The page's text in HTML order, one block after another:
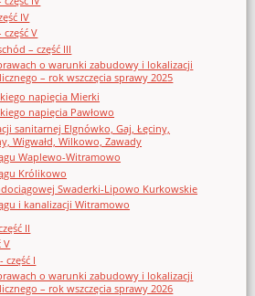
IV
V
– część III
o warunki zabudowy i lokalizacji
– rok wszczęcia sprawy 2025
napięcia Mierki
napięcia Pawłowo
sanitarnej Elgnówko, Gaj, Łęciny,
Wigwałd, Wilkowo, Zawady
Waplewo-Witramowo
Królikowo
Swaderki-Lipowo Kurkowskie
i kanalizacji Witramowo
II
V
część I
o warunki zabudowy i lokalizacji
– rok wszczęcia sprawy 2026